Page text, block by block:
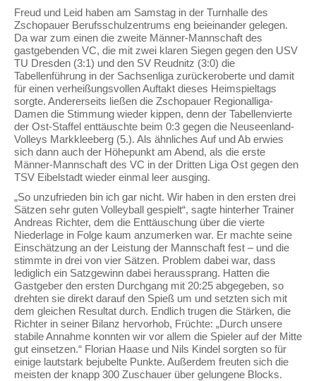
Freud und Leid haben am Samstag in der Turnhalle des
Zschopauer Berufsschulzentrums eng beieinander gelegen.
Da war zum einen die zweite Männer-Mannschaft des
gastgebenden VC, die mit zwei klaren Siegen gegen den USV
TU Dresden (3:1) und den SV Reudnitz (3:0) die
Tabellenführung in der Sachsenliga zurückeroberte und damit
für einen verheißungsvollen Auftakt dieses Heimspieltags
sorgte. Andererseits ließen die Zschopauer Regionalliga-
Damen die Stimmung wieder kippen, denn der Tabellenvierte
der Ost-Staffel enttäuschte beim 0:3 gegen die Neuseenland-
Volleys Markkleeberg (5.). Als ähnliches Auf und Ab erwies
sich dann auch der Höhepunkt am Abend, als die erste
Männer-Mannschaft des VC in der Dritten Liga Ost gegen den
TSV Eibelstadt wieder einmal leer ausging.
„So unzufrieden bin ich gar nicht. Wir haben in den ersten drei
Sätzen sehr guten Volleyball gespielt“, sagte hinterher Trainer
Andreas Richter, dem die Enttäuschung über die vierte
Niederlage in Folge kaum anzumerken war. Er machte seine
Einschätzung an der Leistung der Mannschaft fest – und die
stimmte in drei von vier Sätzen. Problem dabei war, dass
lediglich ein Satzgewinn dabei heraussprang. Hatten die
Gastgeber den ersten Durchgang mit 20:25 abgegeben, so
drehten sie direkt darauf den Spieß um und setzten sich mit
dem gleichen Resultat durch. Endlich trugen die Stärken, die
Richter in seiner Bilanz hervorhob, Früchte: „Durch unsere
stabile Annahme konnten wir vor allem die Spieler auf der Mitte
gut einsetzen.“ Florian Haase und Nils Kindel sorgten so für
einige lautstark bejubelte Punkte. Außerdem freuten sich die
meisten der knapp 300 Zuschauer über gelungene Blocks.